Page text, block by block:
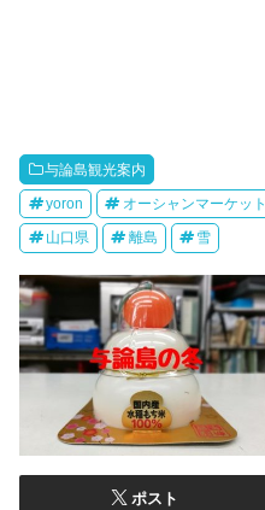
与論島観光案内
yoron オーシャンマーケット
山口県 離島 雪
ポスト